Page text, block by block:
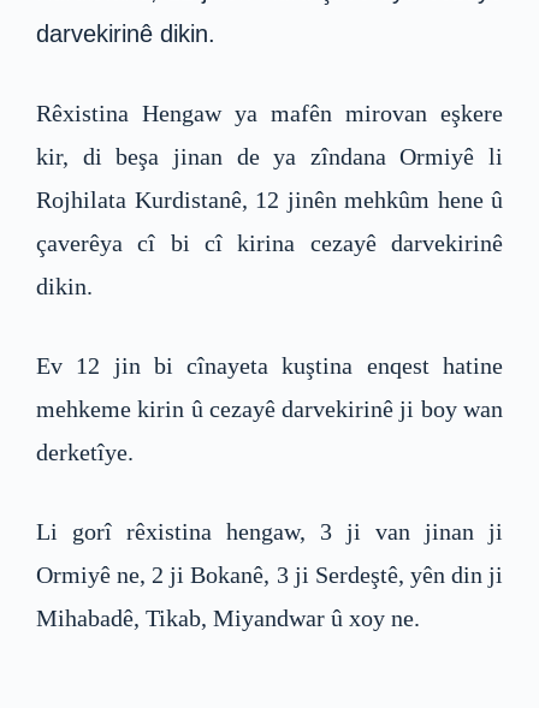
darvekirinê dikin.
Rêxistina Hengaw ya mafên mirovan eşkere
kir, di beşa jinan de ya zîndana Ormiyê li
Rojhilata Kurdistanê, 12 jinên mehkûm hene û
çaverêya cî bi cî kirina cezayê darvekirinê
dikin.
Ev 12 jin bi cînayeta kuştina enqest hatine
mehkeme kirin û cezayê darvekirinê ji boy wan
derketîye.
Li gorî rêxistina hengaw, 3 ji van jinan ji
Ormiyê ne, 2 ji Bokanê, 3 ji Serdeştê, yên din ji
Mihabadê, Tikab, Miyandwar û xoy ne.